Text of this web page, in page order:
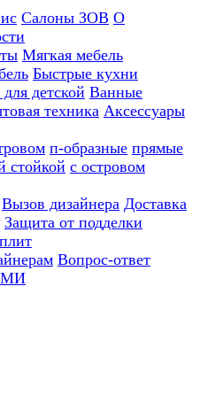
Салоны ЗОВ О
Мягкая мебель
Быстрые кухни
детской Ванные
техника Аксессуары
п-образные прямые
стойкой с островом
Вызов дизайнера Доставка
Защита от подделки
Вопрос-ответ